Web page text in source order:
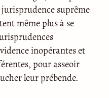
jurisprudence suprême
même plus à se
inopérantes et
pour asseoir
leur prébende.